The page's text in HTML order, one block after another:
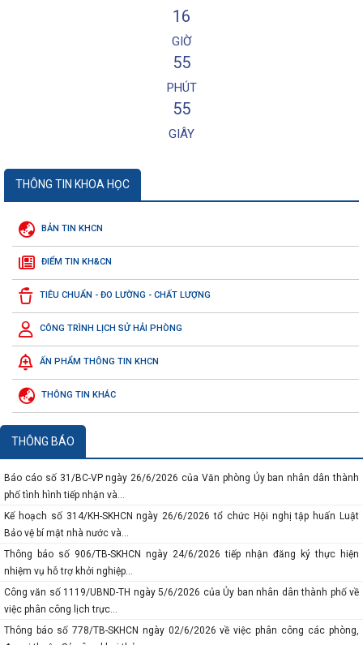
16
GIỜ
55
PHÚT
55
GIÂY
THÔNG TIN KHOA HỌC
BẢN TIN KHCN
ĐIỂM TIN KH&CN
TIÊU CHUẨN - ĐO LƯỜNG - CHẤT LƯỢNG
CÔNG TRÌNH LỊCH SỬ HẢI PHÒNG
ẤN PHẨM THÔNG TIN KHCN
THÔNG TIN KHÁC
THÔNG BÁO
Thông báo số 117-TB/VPTW ngày 04/7/2026 của của Văn phòng Trung ương
Đảng về Kết luận của đồng chí...
Công văn số 3219/SKHCN-QLCN ngày 23/7/2026 về việc đề cử doanh nghiệp
Báo cáo số 134-BC/ĐU ngày 10/7/2026 của Đảng ủy Ủy ban nhân dân thành
phố sơ kết công tác 6 tháng...
Báo cáo số 458/BC-SKHCN ngày 06/7/2026 tổng kết việc thi hành pháp luật về
Thông báo số 934/TB-SKHCN ngày 29/6/2026 về việc tiếp nhận hồ sơ đề nghị
hỗ trợ theo phương thức hỗ...
Báo cáo số 31/BC-VP ngày 26/6/2026 của Văn phòng Ủy ban nhân dân thành
phố tình hình tiếp nhận và...
Kế hoạch số 314/KH-SKHCN ngày 26/6/2026 tổ chức Hội nghị tập huấn Luật
Bảo vệ bí mật nhà nước và...
Thông báo số 906/TB-SKHCN ngày 24/6/2026 tiếp nhận đăng ký thực hiện
nhiệm vụ hỗ trợ khởi nghiệp...
Công văn số 1119/UBND-TH ngày 5/6/2026 của Ủy ban nhân dân thành phố về
việc phân công lịch trực...
Thông báo số 778/TB-SKHCN ngày 02/6/2026 về việc phân công các phòng,